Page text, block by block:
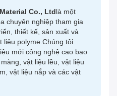
Co., Ltdlà một
chuyên nghiệp tham gia
thiết kế, sản xuất và
liệu polyme.Chúng tôi
mới công nghệ cao bao
vật liệu lều, vật liệu
vật liệu nắp và các vật